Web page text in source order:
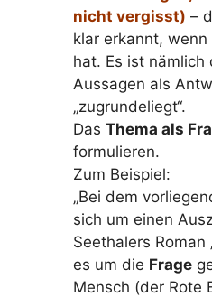
nicht vergisst) –
klar erkannt,
hat. Es ist nämlich
Aussagen als
„zugrundeliegt“.
Das Thema als
formulieren.
Zum Beispiel:
„Bei dem
sich um einen
Seethalers Roman
es um die Frage
Mensch (der Rote